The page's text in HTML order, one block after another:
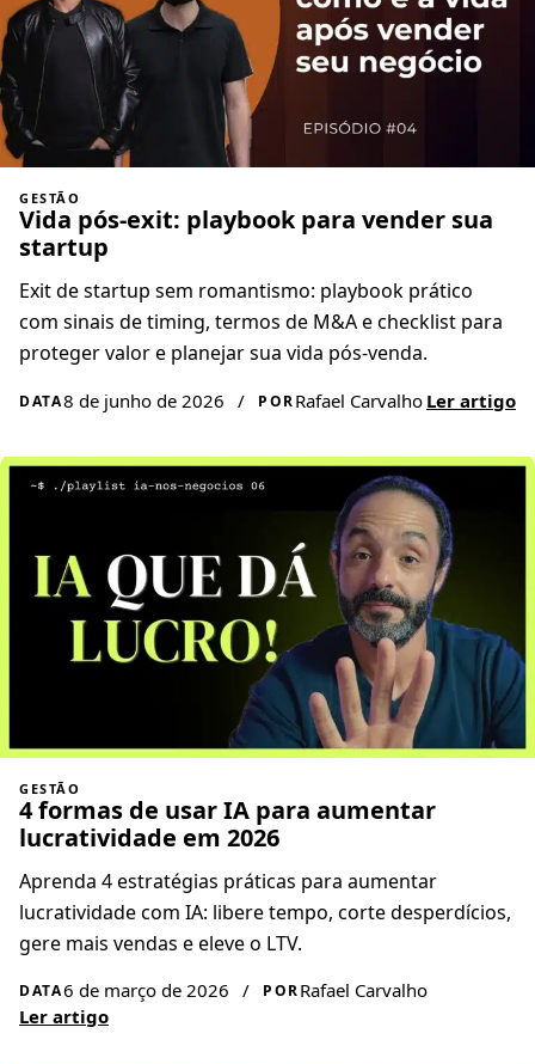
GESTÃO
Vida pós-exit: playbook para vender sua
startup
Exit de startup sem romantismo: playbook prático
com sinais de timing, termos de M&A e checklist para
proteger valor e planejar sua vida pós-venda.
DATA8 de junho de 2026 / PORRafael Carvalho Ler artigo
GESTÃO
4 formas de usar IA para aumentar
lucratividade em 2026
Aprenda 4 estratégias práticas para aumentar
lucratividade com IA: libere tempo, corte desperdícios,
gere mais vendas e eleve o LTV.
DATA6 de março de 2026 / PORRafael Carvalho
Ler artigo